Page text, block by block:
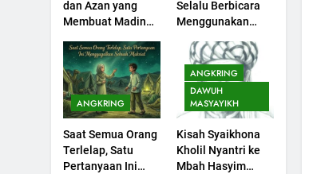
dan Azan yang
Membuat Madinah
Selalu Berbicara
Menggunakan
ANGKRING
Saat Semua Orang
Terlelap, Satu
Pertanyaan Ini
ANGKRING
DAWUH
MASYAYIKH
Kisah Syaikhona
Kholil Nyantri ke
Mbah Hasyim
Sejarah Seebagai
Pembangkit Jiwa
202
Khutbah Jumat :
Supaya Amal Bisa
Diterima
203